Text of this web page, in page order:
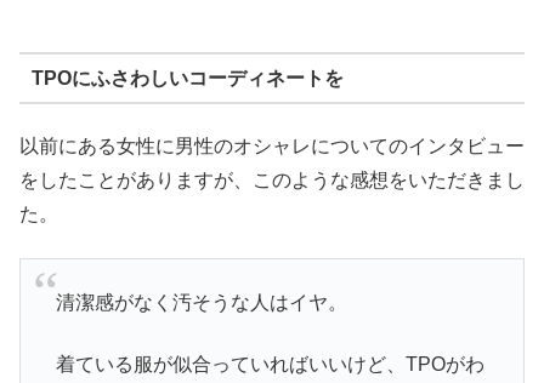
TPOにふさわしいコーディネートを
以前にある女性に男性のオシャレについてのインタビュー
をしたことがありますが、このような感想をいただきまし
た。
清潔感がなく汚そうな人はイヤ。
着ている服が似合っていればいいけど、TPOがわ